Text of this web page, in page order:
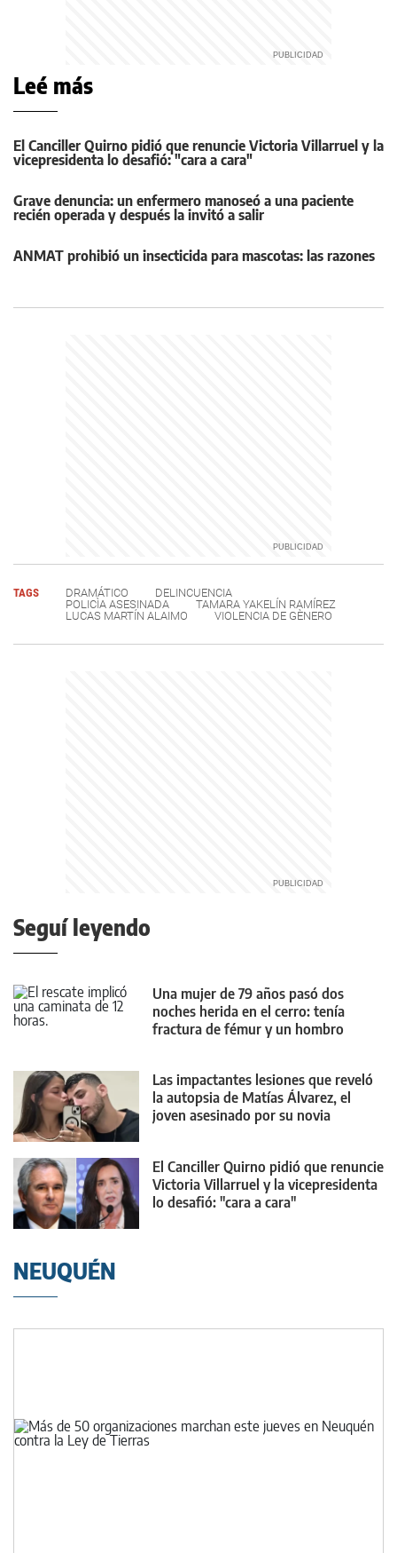
Leé más
El Canciller Quirno pidió que renuncie Victoria Villarruel y la
vicepresidenta lo desafió: "cara a cara"
Grave denuncia: un enfermero manoseó a una paciente
recién operada y después la invitó a salir
ANMAT prohibió un insecticida para mascotas: las razones
TAGS DRAMÁTICO
DELINCUENCIA
POLICÌA ASESINADA
TAMARA YAKELÍN RAMÍREZ
LUCAS MARTÍN ALAIMO
VIOLENCIA DE GÈNERO
Seguí leyendo
Una mujer de 79 años pasó dos
noches herida en el cerro: tenía
fractura de fémur y un hombro
Las impactantes lesiones que reveló
la autopsia de Matías Álvarez, el
joven asesinado por su novia
El Canciller Quirno pidió que renuncie
Victoria Villarruel y la vicepresidenta
lo desafió: "cara a cara"
NEUQUÉN